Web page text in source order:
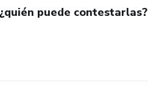
puede contestarlas?